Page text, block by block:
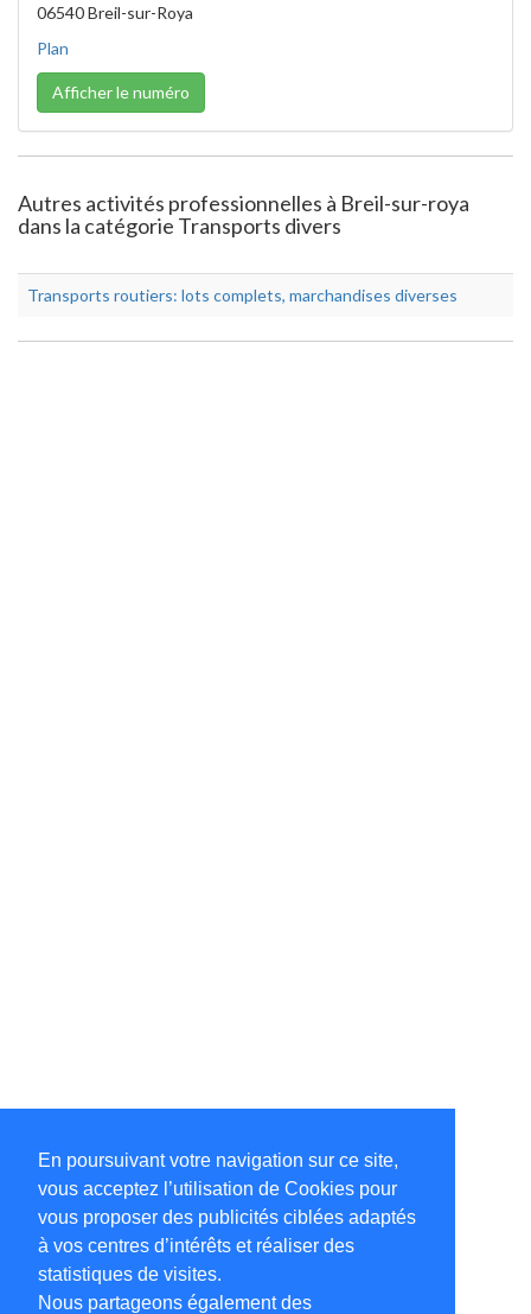
En poursuivant votre navigation sur ce site,
vous acceptez l’utilisation de Cookies pour
vous proposer des publicités ciblées adaptés
à vos centres d’intérêts et réaliser des
statistiques de visites.
Nous partageons également des
06540 Breil-sur-Roya
Plan
Afficher le numéro
Autres activités professionnelles à Breil-sur-roya
dans la catégorie Transports divers
Transports routiers: lots complets, marchandises diverses